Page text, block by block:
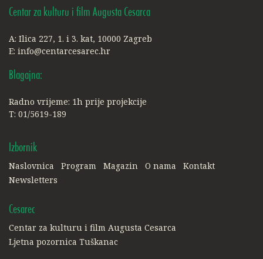
Centar za kulturu i film Augusta Cesarca
A: Ilica 227, 1. i 3. kat, 10000 Zagreb
E: info@centarcesarec.hr
Blagajna:
Radno vrijeme: 1h prije projekcije
T: 01/5619-189
Izbornik
Naslovnica Program Magazin O nama
Kontakt
Newsletters
Cesarec
Centar za kulturu i film Augusta Cesarca
Ljetna pozornica Tuškanac